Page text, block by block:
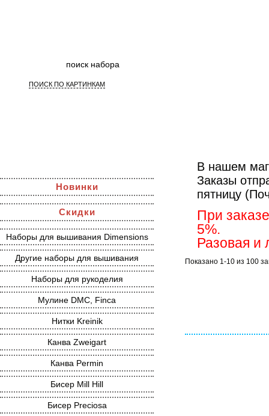
ПОИСК ПО КАРТИНКАМ
Новинки
Скидки
Наборы для вышивания Dimensions
Другие наборы для вышивания
Наборы для рукоделия
Мулине DMC, Finca
Нитки Kreinik
Канва Zweigart
Канва Permin
Бисер Mill Hill
Бисер Preciosa
В нашем
Заказы
пятницу
При
5%.
Разовая и
Показано 1-10 из 100